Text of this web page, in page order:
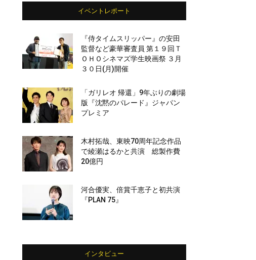
イベントレポート
『侍タイムスリッパー』の安田
監督など豪華審査員 第１９回Ｔ
ＯＨＯシネマズ学生映画祭 ３月
３０日(月)開催
「ガリレオ 帰還」9年ぶりの劇場
版『沈黙のパレード』ジャパン
プレミア
木村拓哉、東映70周年記念作品
で綾瀬はるかと共演 総製作費
20億円
河合優実、倍賞千恵子と初共演
『PLAN 75』
インタビュー